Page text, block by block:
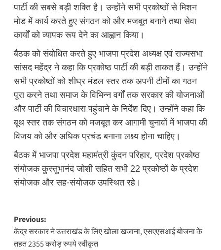
पार्टी की सबसे बड़ी शक्ति है। उन्होंने सभी प्रकोष्ठों से मिशन
मोड में कार्य करते हुए संगठन को और मजबूत बनाने तथा सेवा
कार्यों को व्यापक रूप देने का आह्वान किया।
बैठक को संबोधित करते हुए भाजपा प्रदेश अध्यक्ष एवं राज्यसभा
सांसद महेंद्र ने कहा कि प्रकोष्ठ पार्टी की बड़ी ताकत हैं। उन्होंने
सभी प्रकोष्ठों को शीघ्र मंडल स्तर तक अपनी टीमों का गठन
पूरा करने तथा समाज के विभिन्न वर्गों तक सरकार की योजनाओं
और पार्टी की विचारधारा पहुंचाने के निर्देश दिए। उन्होंने कहा कि
बूथ स्तर तक संगठन को मजबूत कर आगामी चुनावों में भाजपा की
विजय को और अधिक प्रचंड बनाना लक्ष्य होना चाहिए।
बैठक में भाजपा प्रदेश महामंत्री कुंदन परिहार, प्रदेश प्रकोष्ठ
संयोजक कुस्तुभानंद जोशी सहित सभी 22 प्रकोष्ठों के प्रदेश
संयोजक और सह-संयोजक उपस्थित रहे।
Post
navigation
Previous:
केंद्र सरकार ने उत्तराखंड के लिए खोला खजाना, एसएएसआई योजना के
तहत 2355 करोड़ रुपये स्वीकृत